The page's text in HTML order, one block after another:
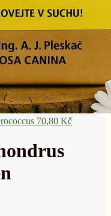
70,80 Kč